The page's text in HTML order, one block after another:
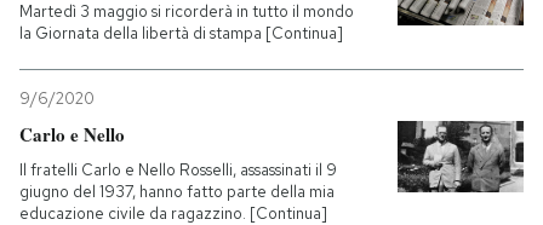
Martedì 3 maggio si ricorderà in tutto il mondo
la Giornata della libertà di stampa [Continua]
9/6/2020
Carlo e Nello
Il fratelli Carlo e Nello Rosselli, assassinati il 9
giugno del 1937, hanno fatto parte della mia
educazione civile da ragazzino. [Continua]